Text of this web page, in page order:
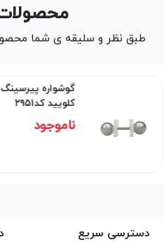
طبق نظر و سلیقه ی شما
گوشواره پیرسینگ
کلویید کد۲۹۵۱
ناموجود
دسترسی سریع